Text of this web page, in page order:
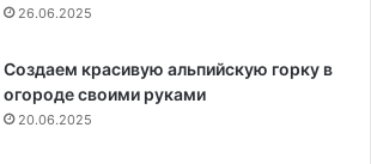
26.06.2025
Создаем красивую альпийскую горку в
огороде своими руками
20.06.2025